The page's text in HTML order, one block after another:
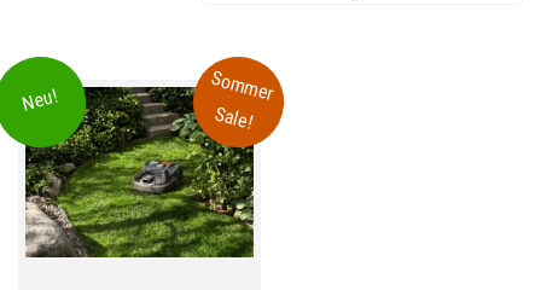
Sommer
Sale!
Neu!